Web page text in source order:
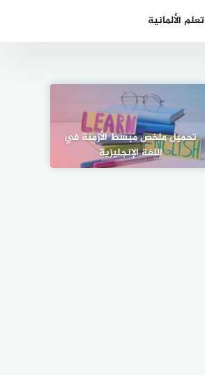
تعلم الألمانية
تحميل ملخص مبسط الأزمنة في
اللغة الإنجليزية